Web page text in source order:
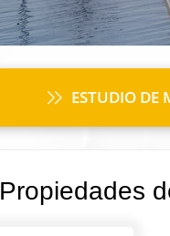
ESTUDIO DE
Propiedades